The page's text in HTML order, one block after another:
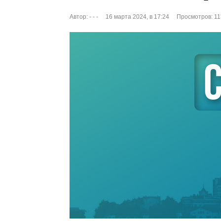
Автор: - - - 16 марта 2024, в 17:24 Просмотров: